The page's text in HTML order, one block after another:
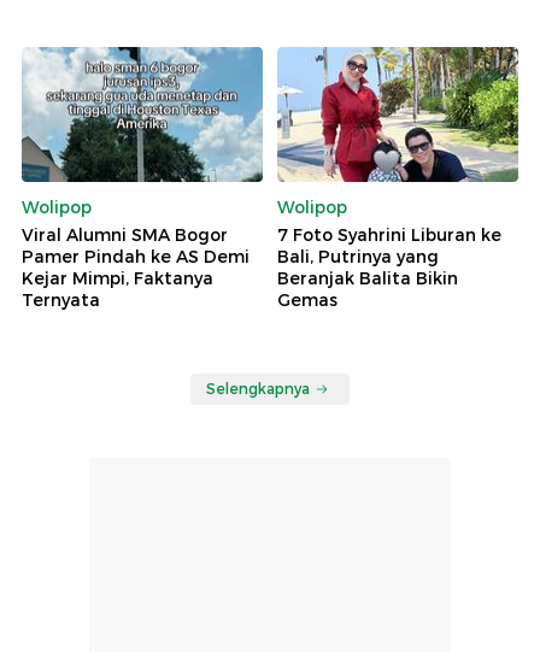
Wolipop
Viral Alumni SMA Bogor
Pamer Pindah ke AS Demi
Kejar Mimpi, Faktanya
Ternyata
Wolipop
7 Foto Syahrini Liburan ke
Bali, Putrinya yang
Beranjak Balita Bikin
Gemas
Selengkapnya